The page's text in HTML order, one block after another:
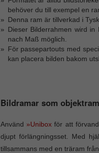
behöver du till exempel en
Denna ram är tillverkad i
Dieser Bilderrahmen wird
nach Maß möglich.
För passepartouts med
kan placera bilden bakom
Bildramar som
Använd »Uniboxför att
djupt förlängningsset. Med
tillsammans med en träram